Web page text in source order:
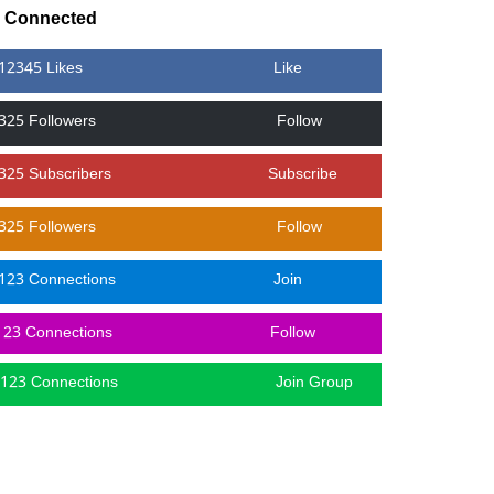
Connected
Likes Like
Followers Follow
Subscribers Subscribe
Followers Follow
Connections Join
Connections Follow
123 Connections Join Group